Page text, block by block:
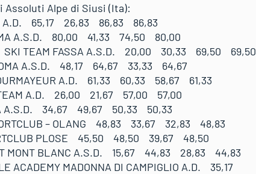
Assoluti Alpe di Siusi (Ita):
A.D. 65,17 26,83 86,83 86,83
A.S.D. 80,00 41,33 74,50 80,00
TEAM FASSA A.S.D. 20,00 30,33 69,50 69,50
A.S.D. 48,17 64,67 33,33 64,67
A.D. 61,33 60,33 58,67 61,33
A.D. 26,00 21,67 57,00 57,00
A.S.D. 34,67 49,67 50,33 50,33
– OLANG 48,83 33,67 32,83 48,83
PLOSE 45,50 48,50 39,67 48,50
MONT BLANC A.S.D. 15,67 44,83 28,83 44,83
MADONNA DI CAMPIGLIO A.D. 35,17